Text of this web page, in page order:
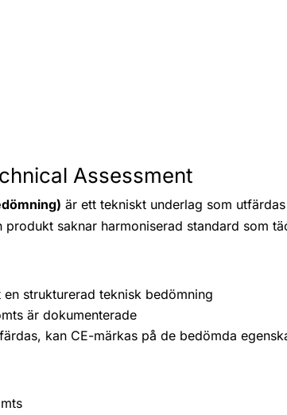
Assessment
är ett tekniskt underlag som
produkt saknar harmoniserad standard som
strukturerad teknisk bedömning
är dokumenterade
kan CE-märkas på de bedömda